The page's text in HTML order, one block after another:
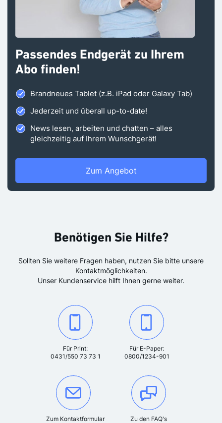
Passendes Endgerät zu Ihrem
Abo finden!
Brandneues Tablet (z.B. iPad oder Galaxy Tab)
Jederzeit und überall up-to-date!
News lesen, arbeiten und chatten – alles
gleichzeitig auf Ihrem Wunschgerät!
Zum Angebot
Benötigen Sie Hilfe?
Sollten Sie weitere Fragen haben, nutzen Sie bitte unsere
Kontaktmöglichkeiten.
Unser Kundenservice hilft Ihnen gerne weiter.
Kontaktieren Sie uns unter der Telefonnummer:
Für Print:
0431/550 73 73 1
Kontaktieren Sie uns unter der
Für E-Paper:
0800/1234-901
Oder kontaktieren Sie uns über das Kontakformular:
Zum Kontaktformular Zu den FAQ's